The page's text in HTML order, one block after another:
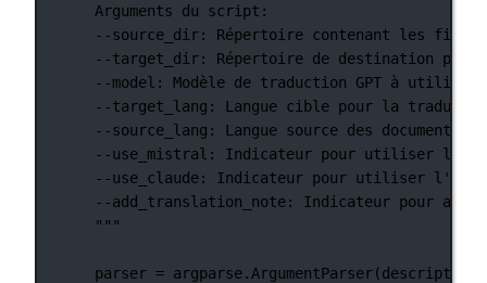
Arguments du script:
--source_dir: Répertoire contenant les
--target_dir: Répertoire de destination
--model: Modèle de traduction GPT à utiliser.
--target_lang: Langue cible pour la
--source_lang: Langue source des documents.
--use_mistral: Indicateur pour utiliser
--use_claude: Indicateur pour utiliser l'API
--add_translation_note: Indicateur pour
"""
parser = argparse.ArgumentParser(description